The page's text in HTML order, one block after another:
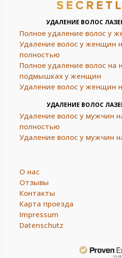
УДАЛЕНИЕ ВОЛОС
Полное удаление волос у
Удаление волос у женщин
полностью
Полное удаление волос на
подмышках у женщин
Удаление волос у женщин
УДАЛЕНИЕ ВОЛОС
Удаление волос у мужчин
полностью
Удаление волос у мужчин
О нас
Отзывы
Контакты
Карта проезда
Impressum
Datenschutz